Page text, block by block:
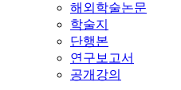
해외학술논문
학술지
단행본
연구보고서
공개강의